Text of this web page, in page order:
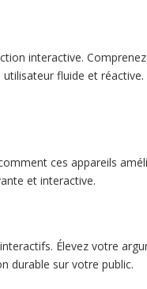
interactive.
fluide et réactive.
ces appareils
et interactive.
Élevez votre
durable sur votre public.